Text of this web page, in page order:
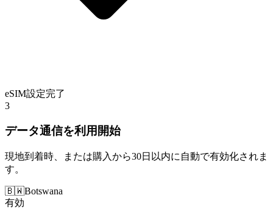
eSIM設定完了
3
データ通信を利用開始
現地到着時、または購入から30日以内に自動で有効化されま
す。
🇧🇼Botswana
有効